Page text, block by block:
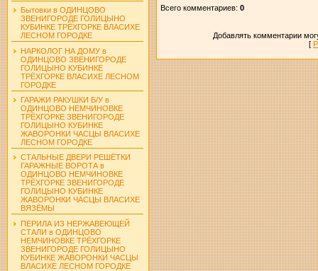
Бытовки в ОДИНЦОВО
ЗВЕНИГОРОДЕ ГОЛИЦЫНО
КУБИНКЕ ТРЁХГОРКЕ ВЛАСИХЕ
ЛЕСНОМ ГОРОДКЕ
НАРКОЛОГ НА ДОМУ в
ОДИНЦОВО ЗВЕНИГОРОДЕ
ГОЛИЦЫНО КУБИНКЕ
ТРЁХГОРКЕ ВЛАСИХЕ ЛЕСНОМ
ГОРОДКЕ
ГАРАЖИ РАКУШКИ Б/У в
ОДИНЦОВО НЕМЧИНОВКЕ
ТРЁХГОРКЕ ЗВЕНИГОРОДЕ
ГОЛИЦЫНО КУБИНКЕ
ЖАВОРОНКИ ЧАСЦЫ ВЛАСИХЕ
ЛЕСНОМ ГОРОДКЕ
СТАЛЬНЫЕ ДВЕРИ РЕШЁТКИ
ГАРАЖНЫЕ ВОРОТА в
ОДИНЦОВО НЕМЧИНОВКЕ
ТРЁХГОРКЕ ЗВЕНИГОРОДЕ
ГОЛИЦЫНО КУБИНКЕ
ЖАВОРОНКИ ЧАСЦЫ ВЛАСИХЕ
ВЯЗЁМЫ
ПЕРИЛА ИЗ НЕРЖАВЕЮЩЕЙ
СТАЛИ в ОДИНЦОВО
НЕМЧИНОВКЕ ТРЁХГОРКЕ
ЗВЕНИГОРОДЕ ГОЛИЦЫНО
КУБИНКЕ ЖАВОРОНКИ ЧАСЦЫ
ВЛАСИХЕ ЛЕСНОМ ГОРОДКЕ
Всего комментариев: 0
Добавлять комментарии
[